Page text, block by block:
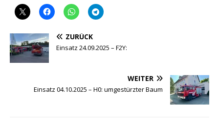
ZURÜCK
Einsatz 24.09.2025 – F2Y:
WEITER
Einsatz 04.10.2025 – H0: umgestürzter Baum